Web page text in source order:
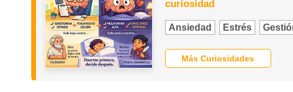
curiosidad
Ansiedad Estrés
Más Curiosidades